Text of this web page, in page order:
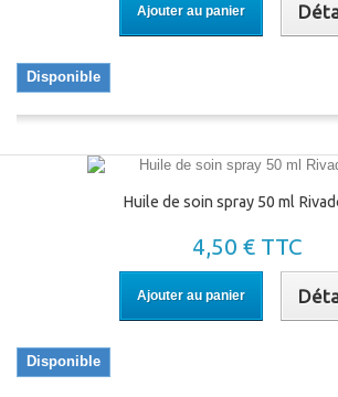
Ajouter au panier
Disponible
Huile de soin spray 50 ml
4,50 € TTC
Ajouter au panier
Disponible